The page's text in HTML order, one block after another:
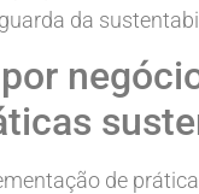
da
de